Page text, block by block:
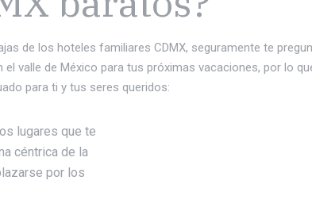
de los hoteles familiares CDMX, seguramente te
valle de México para tus próximas vacaciones, por lo
para ti y tus seres queridos:
lugares que te
céntrica de la
por los